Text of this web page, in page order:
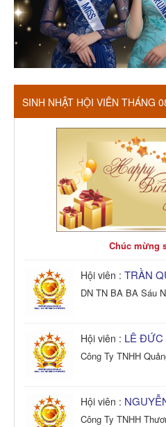
SINH NHẬT HỘI VIÊN THÁNG
Chúc mừng
Hội viên : TRẦN
DN TN BA BA Sáu
Hội viên : LÊ ĐỨC
Công Ty TNHH
Hội viên :
Công Ty TNHH